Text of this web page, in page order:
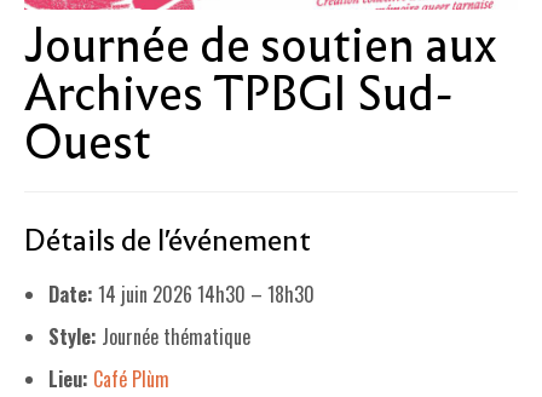
DÉTAIL DES ÉVÉNEMENTS
LA SAISON CULTURELLE
AMI·ES ARTISTES
LE PROJET DE TERRITOIRE
LA CARTE
Journée de soutien aux
Archives TPBGI Sud-
Ouest
Détails de l'événement
Date: 14 juin 2026 14h30 – 18h30
Style: Journée thématique
Lieu: Café Plùm